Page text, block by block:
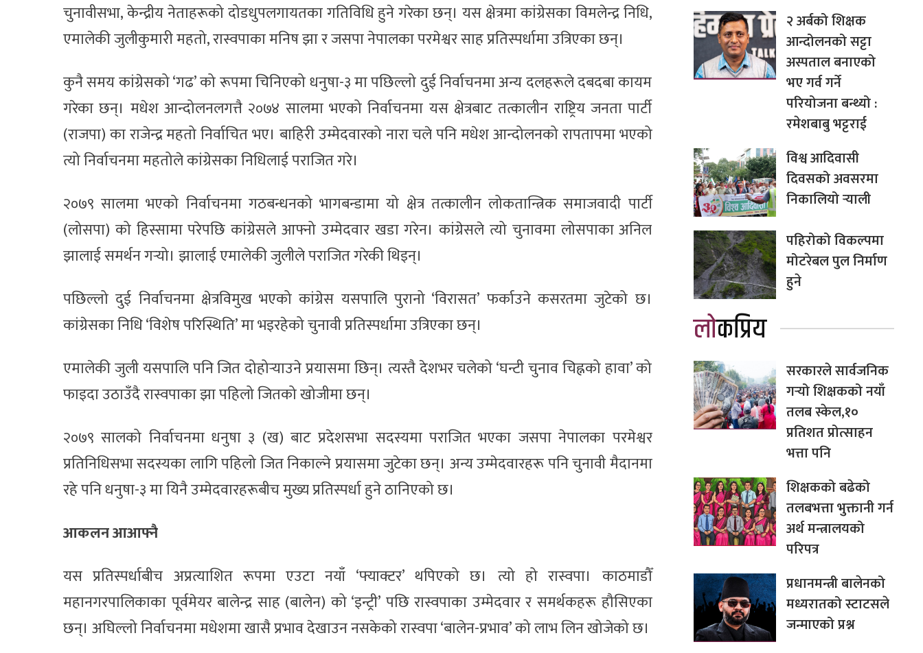
चुनावीसभा, केन्द्रीय नेताहरूको दोडधुपलगायतका गतिविधि हुने गरेका छन्। यस क्षेत्रमा कांग्रेसका विमलेन्द्र निधि,
एमालेकी जुलीकुमारी महतो, रास्वपाका मनिष झा र जसपा नेपालका परमेश्वर साह प्रतिस्पर्धामा उत्रिएका छन्।
कुनै समय कांग्रेसको ‘गढ’ को रूपमा चिनिएको धनुषा-३ मा पछिल्लो दुई निर्वाचनमा अन्य दलहरूले दबदबा कायम
गरेका छन्। मधेश आन्दोलनलगत्तै २०७४ सालमा भएको निर्वाचनमा यस क्षेत्रबाट तत्कालीन राष्ट्रिय जनता पार्टी
(राजपा) का राजेन्द्र महतो निर्वाचित भए। बाहिरी उम्मेदवारको नारा चले पनि मधेश आन्दोलनको रापतापमा भएको
त्यो निर्वाचनमा महतोले कांग्रेसका निधिलाई पराजित गरे।
२०७९ सालमा भएको निर्वाचनमा गठबन्धनको भागबन्डामा यो क्षेत्र तत्कालीन लोकतान्त्रिक समाजवादी पार्टी
(लोसपा) को हिस्सामा परेपछि कांग्रेसले आफ्नो उम्मेदवार खडा गरेन। कांग्रेसले त्यो चुनावमा लोसपाका अनिल
झालाई समर्थन गर्‍यो। झालाई एमालेकी जुलीले पराजित गरेकी थिइन्।
पछिल्लो दुई निर्वाचनमा क्षेत्रविमुख भएको कांग्रेस यसपालि पुरानो ‘विरासत’ फर्काउने कसरतमा जुटेको छ।
कांग्रेसका निधि ‘विशेष परिस्थिति’ मा भइरहेको चुनावी प्रतिस्पर्धामा उत्रिएका छन्।
एमालेकी जुली यसपालि पनि जित दोहोर्‍याउने प्रयासमा छिन्। त्यस्तै देशभर चलेको ‘घन्टी चुनाव चिह्नको हावा’ को
फाइदा उठाउँदै रास्वपाका झा पहिलो जितको खोजीमा छन्।
२०७९ सालको निर्वाचनमा धनुषा ३ (ख) बाट प्रदेशसभा सदस्यमा पराजित भएका जसपा नेपालका परमेश्वर
प्रतिनिधिसभा सदस्यका लागि पहिलो जित निकाल्ने प्रयासमा जुटेका छन्। अन्य उम्मेदवारहरू पनि चुनावी मैदानमा
रहे पनि धनुषा-३ मा यिनै उम्मेदवारहरूबीच मुख्य प्रतिस्पर्धा हुने ठानिएको छ।
आकलन आआफ्नै
यस प्रतिस्पर्धाबीच अप्रत्याशित रूपमा एउटा नयाँ ‘फ्याक्टर’ थपिएको छ। त्यो हो रास्वपा। काठमाडौँ
महानगरपालिकाका पूर्वमेयर बालेन्द्र साह (बालेन) को ‘इन्ट्री’ पछि रास्वपाका उम्मेदवार र समर्थकहरू हौसिएका
छन्। अघिल्लो निर्वाचनमा मधेशमा खासै प्रभाव देखाउन नसकेको रास्वपा ‘बालेन-प्रभाव’ को लाभ लिन खोजेको छ।
२ अर्बको शिक्षक
आन्दोलनको सट्टा
अस्पताल बनाएको
भए गर्व गर्ने
परियोजना बन्थ्यो :
रमेशबाबु भट्टराई
विश्व आदिवासी
दिवसको अवसरमा
निकालियो र्‍याली
पहिरोको विकल्पमा
मोटरेबल पुल निर्माण
हुने
लोकप्रिय
सरकारले सार्वजनिक
गर्‍यो शिक्षकको नयाँ
तलब स्केल,१०
प्रतिशत प्रोत्साहन
भत्ता पनि
शिक्षकको बढेको
तलबभत्ता भुक्तानी गर्न
अर्थ मन्त्रालयको
परिपत्र
प्रधानमन्त्री बालेनको
मध्यरातको स्टाटसले
जन्माएको प्रश्न